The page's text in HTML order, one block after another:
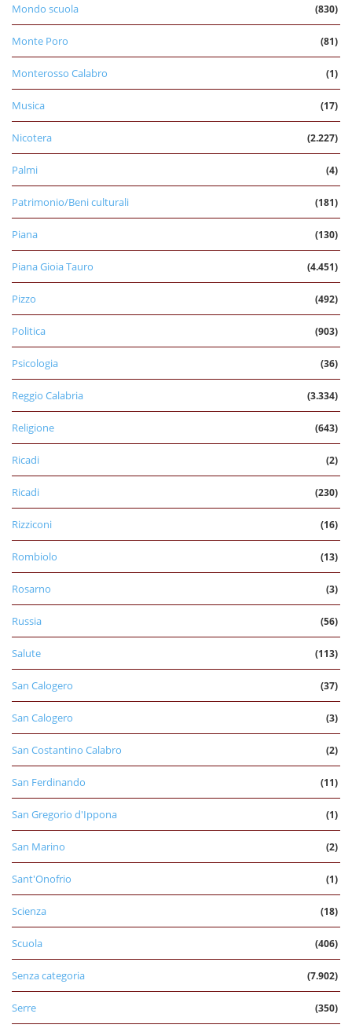
Mondo scuola (830)
Monte Poro (81)
Monterosso Calabro (1)
Musica (17)
Nicotera (2.227)
Palmi (4)
Patrimonio/Beni culturali (181)
Piana (130)
Piana Gioia Tauro (4.451)
Pizzo (492)
Politica (903)
Psicologia (36)
Reggio Calabria (3.334)
Religione (643)
Ricadi (2)
Ricadi (230)
Rizziconi (16)
Rombiolo (13)
Rosarno (3)
Russia (56)
Salute (113)
San Calogero (37)
San Calogero (3)
San Costantino Calabro (2)
San Ferdinando (11)
San Gregorio d'Ippona (1)
San Marino (2)
Sant'Onofrio (1)
Scienza (18)
Scuola (406)
Senza categoria (7.902)
Serre (350)